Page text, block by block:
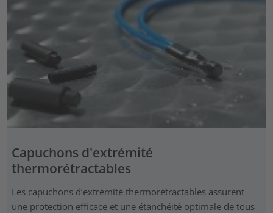
Capuchons d'extrémité
thermorétractables
Les capuchons d’extrémité thermorétractables assurent
une protection efficace et une étanchéité optimale de tous